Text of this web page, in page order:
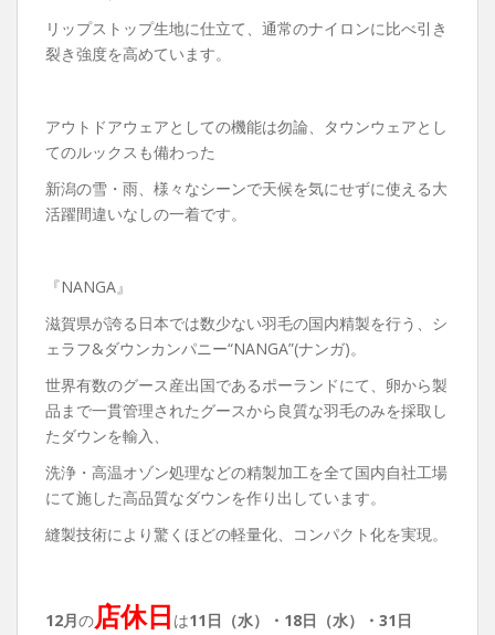
リップストップ生地に仕立て、通常のナイロンに比べ引き
裂き強度を高めています。
アウトドアウェアとしての機能は勿論、タウンウェアとし
てのルックスも備わった
新潟の雪・雨、様々なシーンで天候を気にせずに使える大
活躍間違いなしの一着です。
『NANGA』
滋賀県が誇る日本では数少ない羽毛の国内精製を行う、シ
ェラフ&ダウンカンパニー“NANGA”(ナンガ)。
世界有数のグース産出国であるポーランドにて、卵から製
品まで一貫管理されたグースから良質な羽毛のみを採取し
たダウンを輸入、
洗浄・高温オゾン処理などの精製加工を全て国内自社工場
にて施した高品質なダウンを作り出しています。
縫製技術により驚くほどの軽量化、コンパクト化を実現。
12月の店休日 は11日（水）・ 18日（水）・31日